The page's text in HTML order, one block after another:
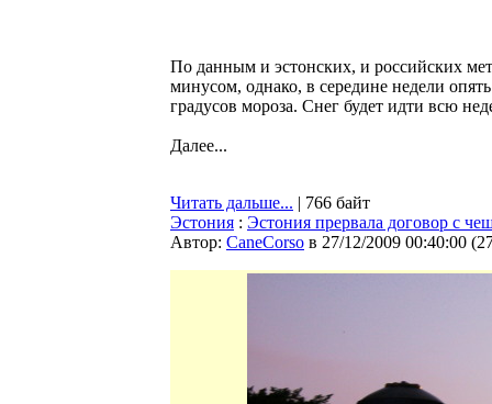
По данным и эстонских, и российских
минусом, однако, в середине недели
градусов мороза. Снег будет идти всю
Далее...
Читать дальше... | 766 байт
Эстония : Эстония прервала договор с
Автор: CaneCorso в 27/12/2009 00:40:00 (